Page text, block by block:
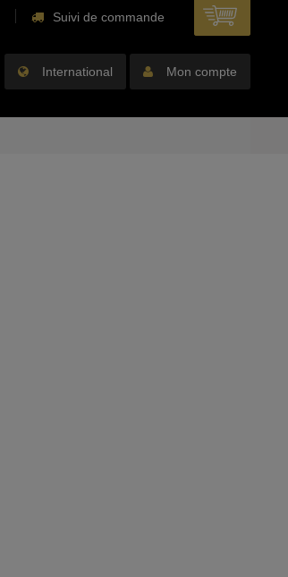
Suivi de commande
International Mon compte